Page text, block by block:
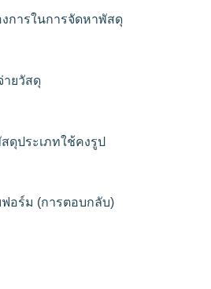
การในการจัดหาพัสดุ
ายวัสดุ
ดุประเภทใช้คงรูป
อร์ม (การตอบกลับ)